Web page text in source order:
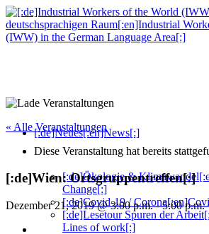
[:de]Neues[:en]News[:]
[:de]Ökologie &
Change[:]
[:de]Covid-19 /
[:de]Lesetour Spuren der
Lines of work[:]
« Alle Veranstaltungen
Diese Veranstaltung hat bereits
[:de]Wien: Ortsgruppentreffen[:]
Dezember 21, 2019 @ 3:00 p.m.-5:00 p.m.